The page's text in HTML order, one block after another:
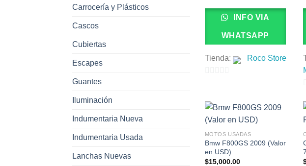
Carrocería y Plásticos
Cascos
Cubiertas
Escapes
Guantes
Iluminación
Indumentaria Nueva
Indumentaria Usada
Lanchas Nuevas
INFO VIA
WHATSAPP
Tienda: Roco Store
5
MOTOS USADAS
Bmw F800GS 2009 (Valor
en USD)
$15,000.00